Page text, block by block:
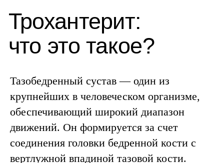
Тазобедренный сустав — один из
крупнейших в человеческом организме,
обеспечивающий широкий диапазон
движений. Он формируется за счет
соединения головки бедренной кости с
вертлужной впадиной тазовой кости.